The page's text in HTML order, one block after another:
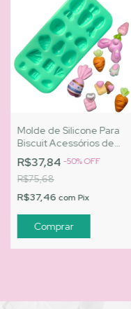
Molde de Silicone Para
Biscuit Acessórios de
Páscoa - MJ Artesanatos
| Cód. A053
R$37,84 -50%OFF
R$75,68
R$37,46 com Pix